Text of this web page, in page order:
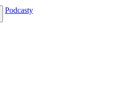
Podcasty